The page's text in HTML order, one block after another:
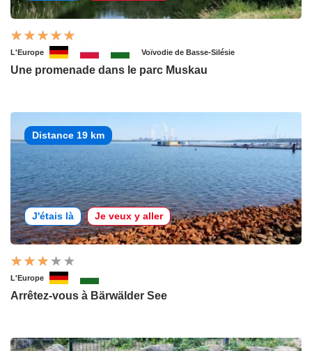
L'Europe Voïvodie de Basse-Silésie
Une promenade dans le parc Muskau
Distance 19 km
J'étais là Je veux y aller
L'Europe
Arrêtez-vous à Bärwälder See